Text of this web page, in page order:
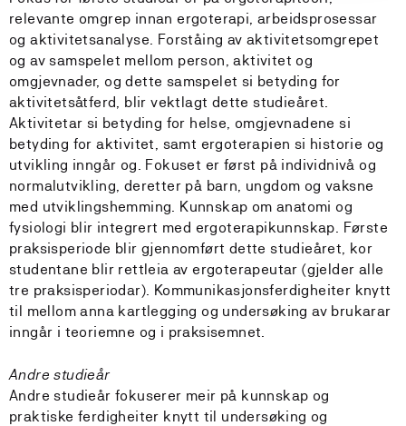
relevante omgrep innan ergoterapi, arbeidsprosessar
og aktivitetsanalyse. Forståing av aktivitetsomgrepet
og av samspelet mellom person, aktivitet og
omgjevnader, og dette samspelet si betyding for
aktivitetsåtferd, blir vektlagt dette studieåret.
Aktivitetar si betyding for helse, omgjevnadene si
betyding for aktivitet, samt ergoterapien si historie og
utvikling inngår og. Fokuset er først på individnivå og
normalutvikling, deretter på barn, ungdom og vaksne
med utviklingshemming. Kunnskap om anatomi og
fysiologi blir integrert med ergoterapikunnskap. Første
praksisperiode blir gjennomført dette studieåret, kor
studentane blir rettleia av ergoterapeutar (gjelder alle
tre praksisperiodar). Kommunikasjonsferdigheiter knytt
til mellom anna kartlegging og undersøking av brukarar
inngår i teoriemne og i praksisemnet.
Andre studieår
Andre studieår fokuserer meir på kunnskap og
praktiske ferdigheiter knytt til undersøking og